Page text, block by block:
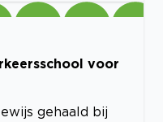
voor
gehaald bij